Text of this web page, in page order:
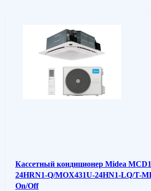
Кассетный кондиционер Midea
24HRN1-Q/MOX431U-24HN1-LQ/T-
On/Off